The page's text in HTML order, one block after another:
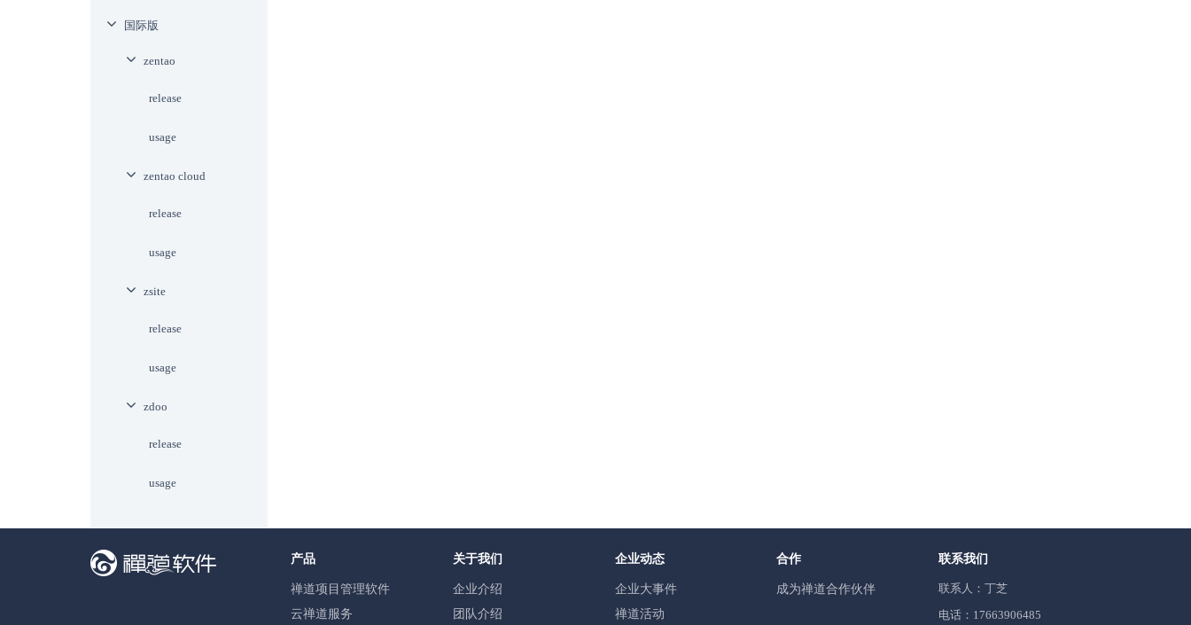
国际版
zentao
release
usage
zentao cloud
release
usage
zsite
release
usage
zdoo
release
usage
产品
禅道项目管理软件
云禅道服务
关于我们
企业介绍
团队介绍
企业动态
企业大事件
禅道活动
合作
成为禅道合作伙伴
联系我们
联系人：丁芝
电话：17663906485